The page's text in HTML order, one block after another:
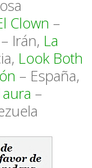
Clown –
– Irán, La
Look Both
– España,
aura –